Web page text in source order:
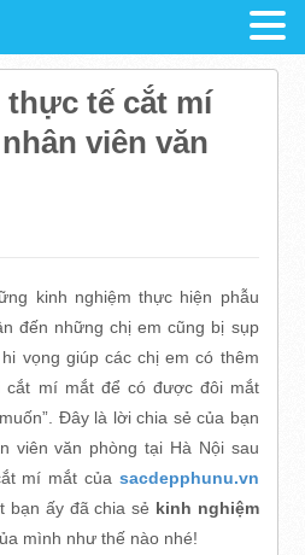
tế cắt mí
viên văn
kinh nghiệm thực hiện phẫu
đến những chị em cũng bị sụp
vọng giúp các chị em có thêm
cắt mí mắt để có được đôi mắt
Đây là lời chia sẻ của bạn
viên văn phòng tại Hà Nội sau
mí mắt của sacdepphunu.vn
bạn ấy đã chia sẻ kinh nghiệm
mình như thế nào nhé!